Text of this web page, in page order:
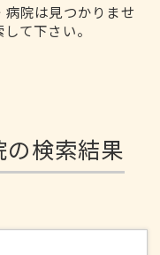
院は見つかりませ
て下さい。
検索結果